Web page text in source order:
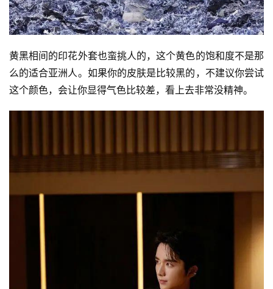
黄黑相间的印花外套也蛮挑人的，这个黄色的饱和度不是那
么的适合亚洲人。如果你的皮肤是比较黑的，不建议你尝试
这个颜色，会让你显得气色比较差，看上去非常没精神。